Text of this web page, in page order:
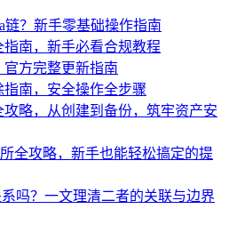
链？新手零基础操作指南
南，新手必看合规教程
方完整更新指南
南，安全操作全步骤
略，从创建到备份，筑牢资产安
全攻略，新手也能轻松搞定的提
吗？一文理清二者的关联与边界